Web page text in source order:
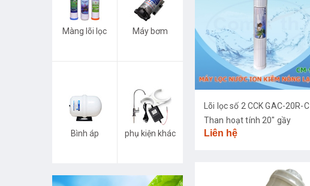
Màng lõi lọc Máy bơm
Bình áp phụ kiện khác
Lõi lọc số 2 CCK GAC-20R-C
Than hoạt tính 20" gầy
Liên hệ